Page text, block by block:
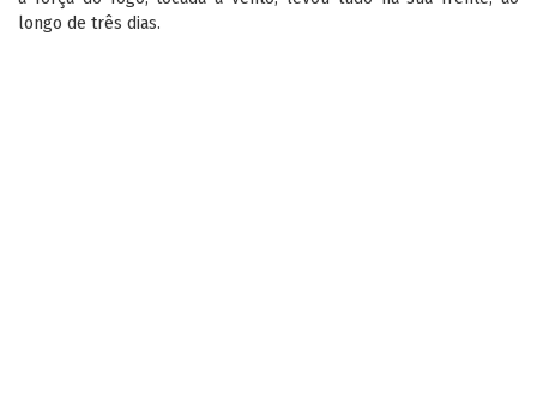
longo de três dias.